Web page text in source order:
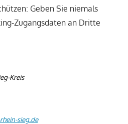
Geben Sie niemals
Zugangsdaten an Dritte
Kreis
sieg.de